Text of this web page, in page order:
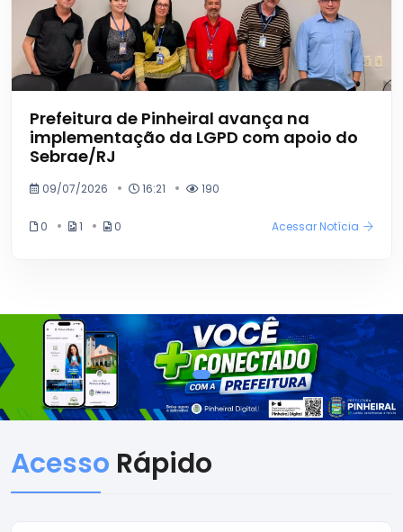
Prefeitura de Pinheiral avança na
implementação da LGPD com apoio do
Sebrae/RJ
09/07/2026 16:21 190
0 1 0 Acessar Notícia
Acesso Rápido